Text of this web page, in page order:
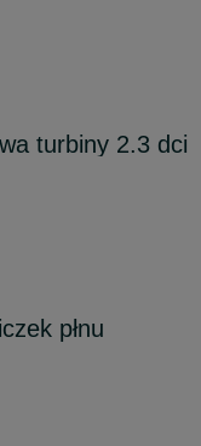
turbiny 2.3 dci
płnu